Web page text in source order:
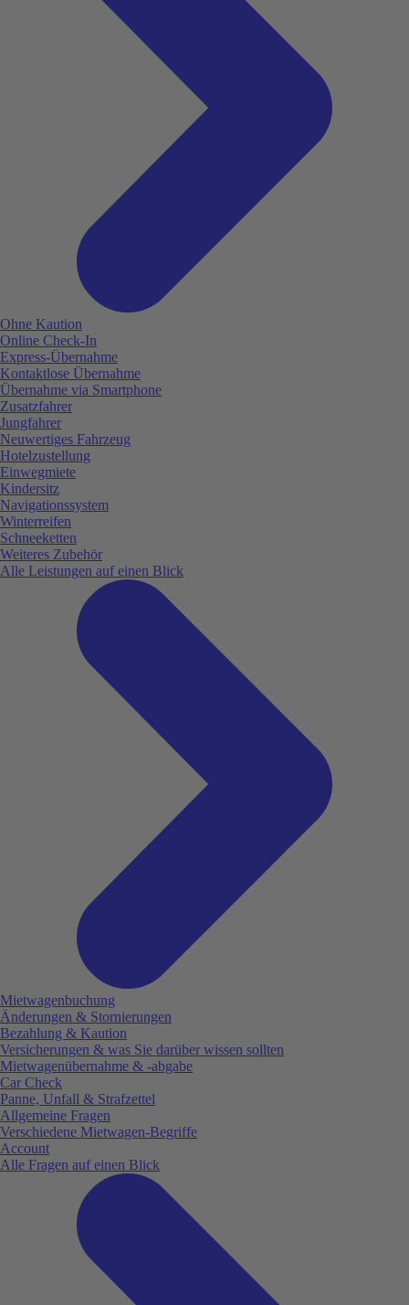
Ohne Kaution
Online Check-In
Express-Übernahme
Kontaktlose Übernahme
Übernahme via Smartphone
Zusatzfahrer
Jungfahrer
Neuwertiges Fahrzeug
Hotelzustellung
Einwegmiete
Kindersitz
Navigationssystem
Winterreifen
Schneeketten
Weiteres Zubehör
Alle Leistungen auf einen Blick
Mietwagenbuchung
Änderungen & Stornierungen
Bezahlung & Kaution
Versicherungen & was Sie darüber wissen sollten
Mietwagenübernahme & -abgabe
Car Check
Panne, Unfall & Strafzettel
Allgemeine Fragen
Verschiedene Mietwagen-Begriffe
Account
Alle Fragen auf einen Blick